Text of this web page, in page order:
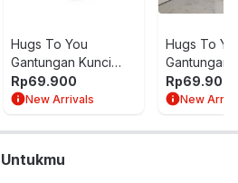
Hugs To You
Gantungan Kunci
Boneka Plush Calico
Cat - Mix
Rp69.900
New Arrivals
Hugs To
Gantungan
Boneka
Cat Sitting -
Rp69.900
New